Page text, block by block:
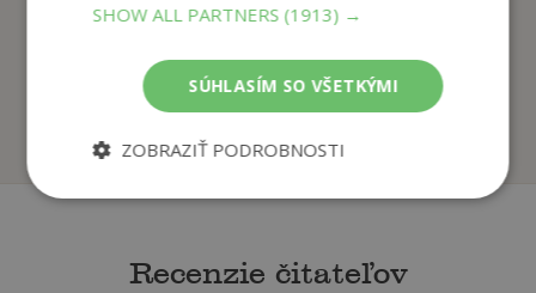
autor neuvedený Jana Malaga
Recenzie čitateľov
SHOW ALL PARTNERS (1913) →
SÚHLASÍM SO VŠETKÝMI
ZOBRAZIŤ PODROBNOSTI